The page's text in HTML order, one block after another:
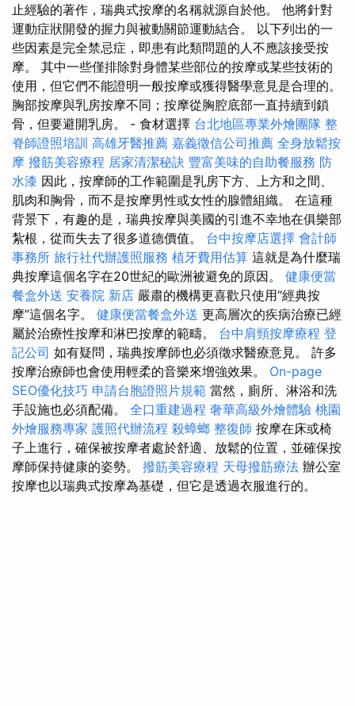
止經驗的著作，瑞典式按摩的名稱就源自於他。 他將針對
運動症狀開發的握力與被動關節運動結合。 以下列出的一
些因素是完全禁忌症，即患有此類問題的人不應該接受按
摩。 其中一些僅排除對身體某些部位的按摩或某些技術的
使用，但它們不能證明一般按摩或獲得醫學意見是合理的。
胸部按摩與乳房按摩不同；按摩從胸腔底部一直持續到鎖
骨，但要避開乳房。 - 食材選擇 台北地區專業外燴團隊 整
脊師證照培訓 高雄牙醫推薦 嘉義徵信公司推薦 全身放鬆按
摩 撥筋美容療程 居家清潔秘訣 豐富美味的自助餐服務 防
水漆 因此，按摩師的工作範圍是乳房下方、上方和之間、
肌肉和胸骨，而不是按摩男性或女性的腺體組織。 在這種
背景下，有趣的是，瑞典按摩與美國的引進不幸地在俱樂部
紮根，從而失去了很多道德價值。 台中按摩店選擇 會計師
事務所 旅行社代辦護照服務 植牙費用估算 這就是為什麼瑞
典按摩這個名字在20世紀的歐洲被避免的原因。 健康便當
餐盒外送 安養院 新店 嚴肅的機構更喜歡只使用“經典按
摩”這個名字。 健康便當餐盒外送 更高層次的疾病治療已經
屬於治療性按摩和淋巴按摩的範疇。 台中肩頸按摩療程 登
記公司 如有疑問，瑞典按摩師也必須徵求醫療意見。 許多
按摩治療師也會使用輕柔的音樂來增強效果。 On-page
SEO優化技巧 申請台胞證照片規範 當然，廁所、淋浴和洗
手設施也必須配備。 全口重建過程 奢華高級外燴體驗 桃園
外燴服務專家 護照代辦流程 殺蟑螂 整復師 按摩在床或椅
子上進行，確保被按摩者處於舒適、放鬆的位置，並確保按
摩師保持健康的姿勢。 撥筋美容療程 天母撥筋療法 辦公室
按摩也以瑞典式按摩為基礎，但它是透過衣服進行的。